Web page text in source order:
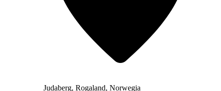
Judaberg, Rogaland, Norwegia